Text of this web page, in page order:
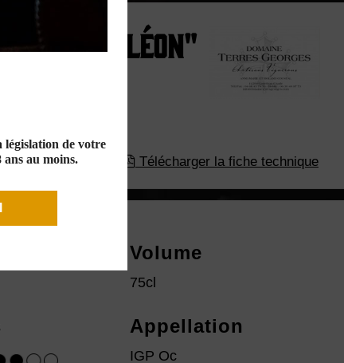
législation de votre
ans au moins.
"Caméléon"
Télécharger la fiche technique
Volume
75cl
Appellation
IGP Oc